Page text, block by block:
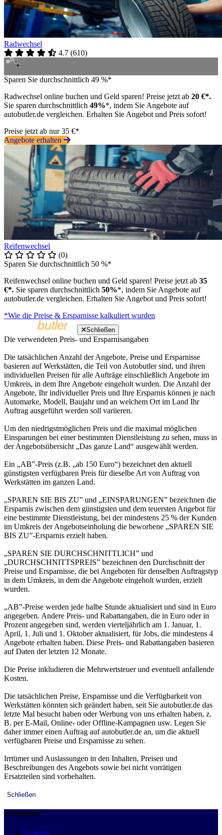
Radwechsel
4.7 (610)
Sparen Sie durchschnittlich 49 %*
Radwechsel online buchen und Geld sparen! Preise jetzt ab 20 €*.
Sie sparen durchschnittlich 49%*, indem Sie Angebote auf
autobutler.de vergleichen. Erhalten Sie Angebot und Preis sofort!
Preise jetzt ab nur 35 €*
Angebote erhalten
Reifenwechsel
(0)
Sparen Sie durchschnittlich 50 %*
Reifenwechsel online buchen und Geld sparen! Preise jetzt ab 35
€*. Sie sparen durchschnittlich 50%*, indem Sie Angebote auf
autobutler.de vergleichen. Erhalten Sie Angebot und Preis sofort!
*Wie die Preise & Ersparnisse kalkuliert wurden
Schließen
Die verwendeten Preis- und Ersparnisangaben
Die tatsächlichen Anzahl der Angebote, Preise und Ersparnisse
basieren auf Werkstätten, die Teil von Autobutler sind, und ihren
individuellen Preisen für alle Aufträge einschließlich Angebote im
Umkreis, in dem Ihre Angebote eingeholt wurden. Die Anzahl der
Angebote, Ihr individueller Preis und Ihre Ersparnis können je nach
Automarke, Modell, Baujahr und an welchem Ort im Land Ihr
Auftrag ausgeführt werden soll variieren.
Um den niedrigstmöglichen Preis und die maximal möglichen
Einsparungen bei einer bestimmten Dienstleistung zu sehen, muss in
der Angebotsübersicht „Das ganze Land“ ausgewählt werden.
Ein „AB”-Preis (z.B. „ab 150 Euro“) bezeichnet den aktuell
günstigsten verfügbaren Preis für dieselbe Art von Auftrag von
Werkstätten im ganzen Land.
„SPAREN SIE BIS ZU” und „EINSPARUNGEN” bezeichnen die
Ersparnis zwischen dem günstigsten und dem teuersten Angebot für
eine bestimmte Dienstleistung, bei der mindestens 25 % der Kunden
im Umkreis der Angebotseinholung die beworbene „SPAREN SIE
BIS ZU”-Ersparnis erzielt haben.
„SPAREN SIE DURCHSCHNITTLICH” und
„DURCHSCHNITTSPREIS” bezeichnen den Durchschnitt der
Preise und Ersparnisse, die bei Angeboten für denselben Auftragstyp
in dem Umkreis, in dem die Angebote eingeholt wurden, erzielt
wurden.
„AB”-Preise werden jede halbe Stunde aktualisiert und sind in Euro
angegeben. Andere Preis- und Rabattangaben, die in Euro oder in
Prozent angegeben sind, werden vierteljährlich am 1. Januar, 1.
April, 1. Juli und 1. Oktober aktualisiert, für Jobs, die mindestens 4
Angebote erhalten haben. Diese Preis- und Rabattangaben basieren
auf Daten der letzten 12 Monate.
Die Preise inkludieren die Mehrwertsteuer und eventuell anfallende
Kosten.
Die tatsächlichen Preise, Ersparnisse und die Verfügbarkeit von
Werkstätten könnten sich geändert haben, seit Sie autobutler.de das
letzte Mal besucht haben oder Werbung von uns erhalten haben, z.
B. per E-Mail, Online- oder Offline-Kampagnen usw. Legen Sie
daher immer einen Auftrag auf autobutler.de an, um die aktuell
verfügbaren Preise und Ersparnisse zu sehen.
Irrtümer und Auslassungen in den Inhalten, Preisen und
Beschreibungen des Angebots sowie bei nicht vorrätigen
Ersatzteilen sind vorbehalten.
Schließen
Autobutler
Kontakt